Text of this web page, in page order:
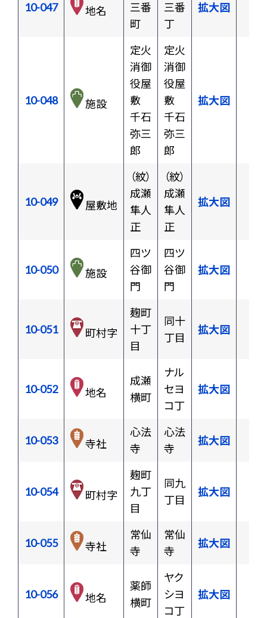
10-047 地名
三番
町
三番
丁
拡大図
10-048 施設
定火
消御
役屋
敷
千石
弥三
郎
定火
消御
役屋
敷
千石
弥三
郎
拡大図
10-049 屋敷地
（紋）
成瀬
隼人
正
（紋）
成瀬
隼人
正
拡大図
10-050 施設
四ツ
谷御
門
四ツ
谷御
門
拡大図
10-051 町村字
麹町
十丁
目
同十
丁目
拡大図
10-052 地名
成瀬
横町
ナル
セヨ
コ丁
拡大図
10-053 寺社
心法
寺
心法
寺
拡大図
10-054 町村字
麹町
九丁
目
同九
丁目
拡大図
10-055 寺社
常仙
寺
常仙
寺
拡大図
10-056 地名
薬師
横町
ヤク
シヨ
コ丁
拡大図